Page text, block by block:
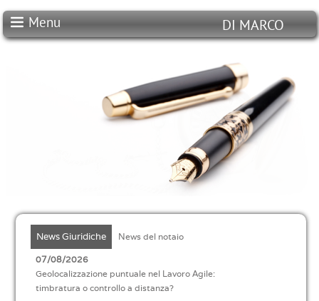
DI MARCO
STUDIO NOTARILE
DI MARCO
Menu
News Giuridiche News del notaio
07/08/2026
Geolocalizzazione puntuale nel Lavoro Agile:
timbratura o controllo a distanza?